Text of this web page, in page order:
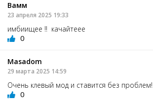
Вамм
23 апреля 2025 19:33
имбиищее !! качайтеее
0
Masadom
29 марта 2025 14:59
Очень клевый мод и ставится без проблем!
0